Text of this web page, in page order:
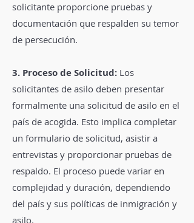
solicitante proporcione pruebas y
documentación que respalden su temor
de persecución.
3. Proceso de Solicitud: Los
solicitantes de asilo deben presentar
formalmente una solicitud de asilo en el
país de acogida. Esto implica completar
un formulario de solicitud, asistir a
entrevistas y proporcionar pruebas de
respaldo. El proceso puede variar en
complejidad y duración, dependiendo
del país y sus políticas de inmigración y
asilo.